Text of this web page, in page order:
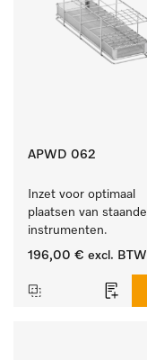
APWD 062
Inzet voor optimaal
plaatsen van staande
instrumenten.
196,00 € excl. BTW